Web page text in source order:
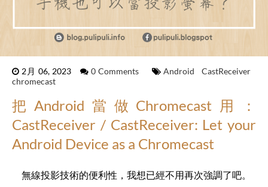
2月 06, 2023 0 Comments Android
CastReceiver
chromecast
把Android當做Chromecast用：
CastReceiver / CastReceiver: Let your
Android Device as a Chromecast
無線投影技術的便利性，我想已經不用再次強調了吧。